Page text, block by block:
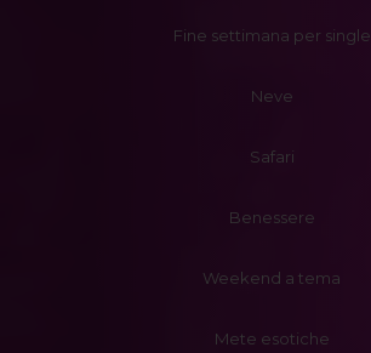
Fine settimana per single
Neve
Safari
Benessere
Weekend a tema
Mete esotiche